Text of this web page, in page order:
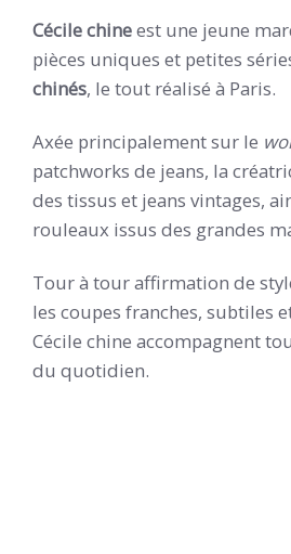
Cécile chineest une jeune
pièces uniques et petites
chinés, le tout réalisé à Paris.
Axée principalement sur le
patchworks de jeans, la
des tissus et jeans vintages,
rouleaux issus des grandes
Tour à tour affirmation de
les coupes franches, subtiles
Cécile chine accompagnent
du quotidien.